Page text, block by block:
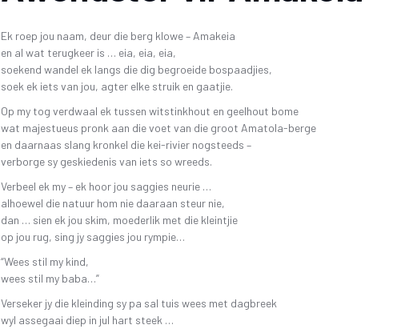
10 NOVEMBER 2018 – 3DE GALA AAND
4 NOVEMBER 2017 – 2DE GALA-AAND
22 OKTOBER 2016 – 1STE GALA AAND
VRYSTAATSTORIES
KINDERLIEDJIES
Ek roep jou naam, deur die berg klowe – Amakeia
en al wat terugkeer is … eia, eia, eia,
soekend wandel ek langs die dig begroeide bospaadjies,
soek ek iets van jou, agter elke struik en gaatjie.
Op my tog verdwaal ek tussen witstinkhout en geelhout bome
wat majestueus pronk aan die voet van die groot Amatola-berge
en daarnaas slang kronkel die kei-rivier nogsteeds –
verborge sy geskiedenis van iets so wreeds.
Verbeel ek my – ek hoor jou saggies neurie …
alhoewel die natuur hom nie daaraan steur nie,
dan … sien ek jou skim, moederlik met die kleintjie
op jou rug, sing jy saggies jou rympie…
“Wees stil my kind,
wees stil my baba…”
Verseker jy die kleinding sy pa sal tuis wees met dagbreek
wyl assegaai diep in jul hart steek …